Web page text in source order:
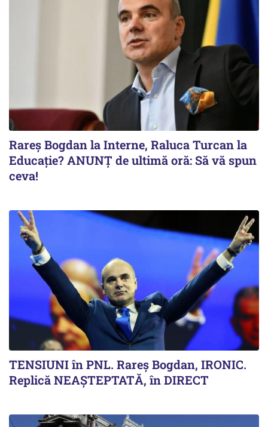
Rareș Bogdan la Interne, Raluca Turcan la
Educație? ANUNȚ de ultimă oră: Să vă spun
ceva!
TENSIUNI în PNL. Rareș Bogdan, IRONIC.
Replică NEAȘTEPTATĂ, în DIRECT